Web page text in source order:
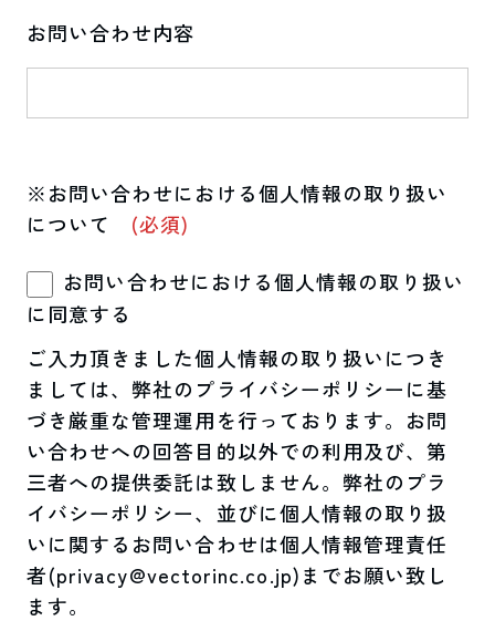
お問い合わせ内容
※お問い合わせにおける個人情報の取り扱い
について
(必須)
お問い合わせにおける個人情報の取り扱い
に同意する
ご入力頂きました個人情報の取り扱いにつき
ましては、弊社のプライバシーポリシーに基
づき厳重な管理運用を行っております。お問
い合わせへの回答目的以外での利用及び、第
三者への提供委託は致しません。弊社のプラ
イバシーポリシー、並びに個人情報の取り扱
いに関するお問い合わせは個人情報管理責任
者(privacy@vectorinc.co.jp)までお願い致し
ます。